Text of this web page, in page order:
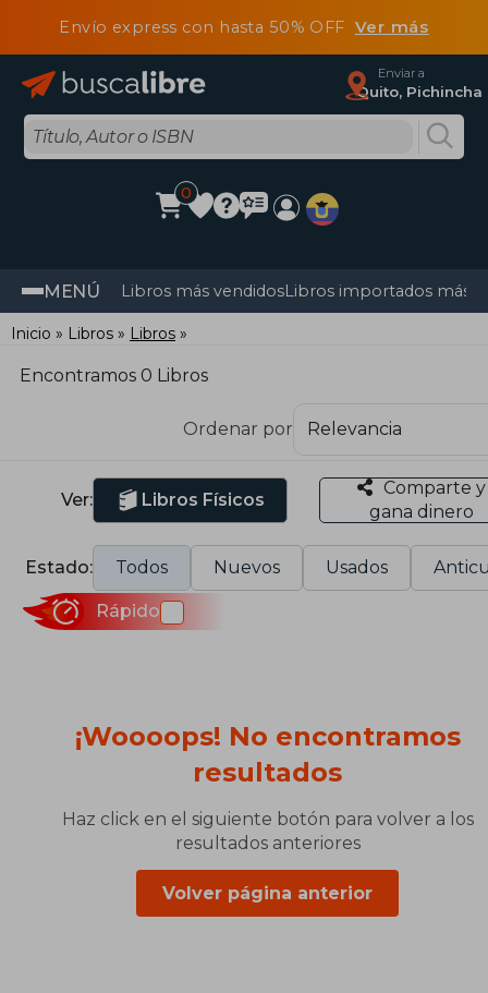
Envío express con hasta 50% OFF Ver más
Enviar a
Quito, Pichincha
0
MENÚ Libros más vendidosLibros importados más
Inicio Libros Libros
Encontramos 0 Libros
Ordenar por
Ver: Libros Físicos
Comparte y
gana dinero
Estado: Todos Nuevos Usados
Rápido
¡Woooops! No encontramos
resultados
Haz click en el siguiente botón para volver a los
resultados anteriores
Volver página anterior